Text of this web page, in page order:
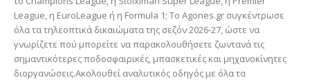
League, η EuroLeague ή η Formula 1; Το Agones.gr συγκέντρωσε
όλα τα τηλεοπτικά δικαιώματα της σεζόν 2026-27, ώστε να
γνωρίζετε πού μπορείτε να παρακολουθήσετε ζωντανά τις
σημαντικότερες ποδοσφαιρικές, μπασκετικές και μηχανοκίνητες
διοργανώσεις.Ακολουθεί αναλυτικός οδηγός με όλα τα